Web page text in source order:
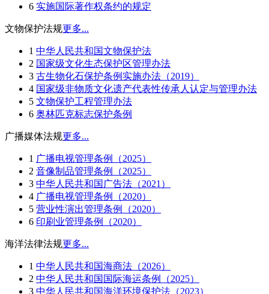
6 实施国际著作权条约的规定
文物保护法规更多...
1 中华人民共和国文物保护法
2 国家级文化生态保护区管理办法
3 古生物化石保护条例实施办法（2019）
4 国家级非物质文化遗产代表性传承人认定与管理办法
5 文物保护工程管理办法
6 奥林匹克标志保护条例
广播媒体法规更多...
1 广播电视管理条例（2025）
2 音像制品管理条例（2025）
3 中华人民共和国广告法（2021）
4 广播电视管理条例（2020）
5 营业性演出管理条例（2020）
6 印刷业管理条例（2020）
海洋法律法规更多...
1 中华人民共和国海商法（2026）
2 中华人民共和国国际海运条例（2025）
3 中华人民共和国海洋环境保护法（2023）